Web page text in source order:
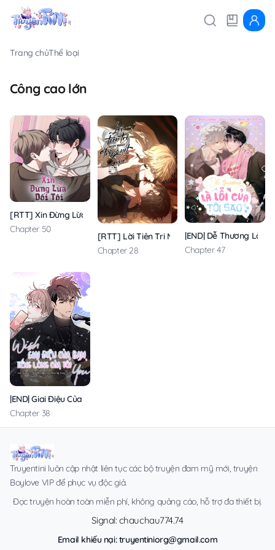
Trang chủThể loại
Công cao lớn
[RTT] Xin Đừng Lừa Dối Tôi
Chapter 50
[RTT] Lời Tiên Tri Ngọt Ngào Trong Nét Mực
Chapter 28
|END| Dễ Thương Là
Chapter 47
|END| Giai Điệu Của Bạn, Tiếng Lòng Của Tôi
Chapter 38
Truyentini luôn cập nhật liên tục các bộ truyện đam mỹ mới, truyện
Boylove VIP để phục vụ độc giả.
Đọc truyện hoàn toàn miễn phí, không quảng cáo, hỗ trợ đa thiết bị.
Signal: chauchau774.74
Email khiếu nại:truyentiniorg@gmail.com